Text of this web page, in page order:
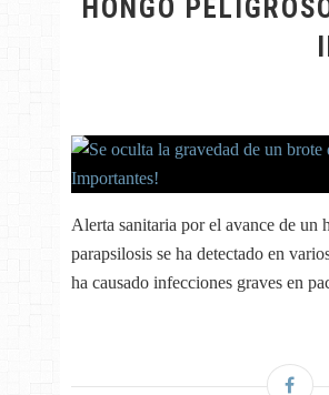
HONGO
Alerta sanitaria por el avance de un
parapsilosis se ha detectado en
ha causado infecciones graves en